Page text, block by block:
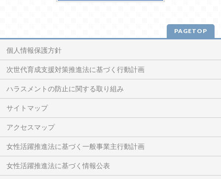
PAGETOP
個人情報保護方針
次世代育成支援対策推進法に基づく行動計画
ハラスメントの防止に関する取り組み
サイトマップ
アクセスマップ
女性活躍推進法に基づく一般事業主行動計画
女性活躍推進法に基づく情報公表